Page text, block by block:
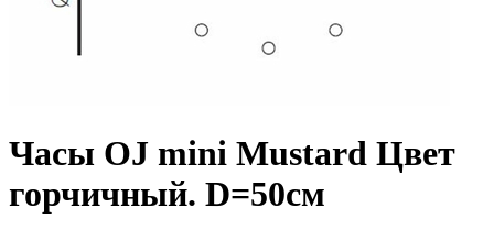
Часы OJ mini Mustard Цвет
горчичный. D=50см